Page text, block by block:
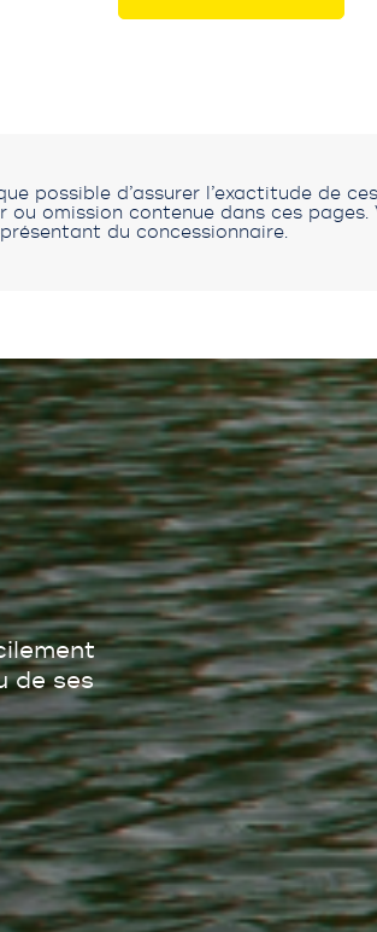
possible d’assurer l’exactitude de
ou omission contenue dans ces
du concessionnaire.
de ses